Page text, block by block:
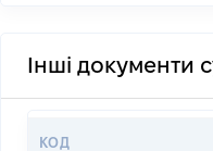
Інші документи
КОД